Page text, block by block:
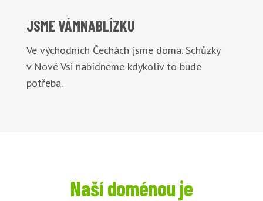
JSME VÁMNABLÍZKU
Ve východních Čechách jsme doma. Schůzky
v Nové Vsi nabídneme kdykoliv to bude
potřeba.
Naší doménou je